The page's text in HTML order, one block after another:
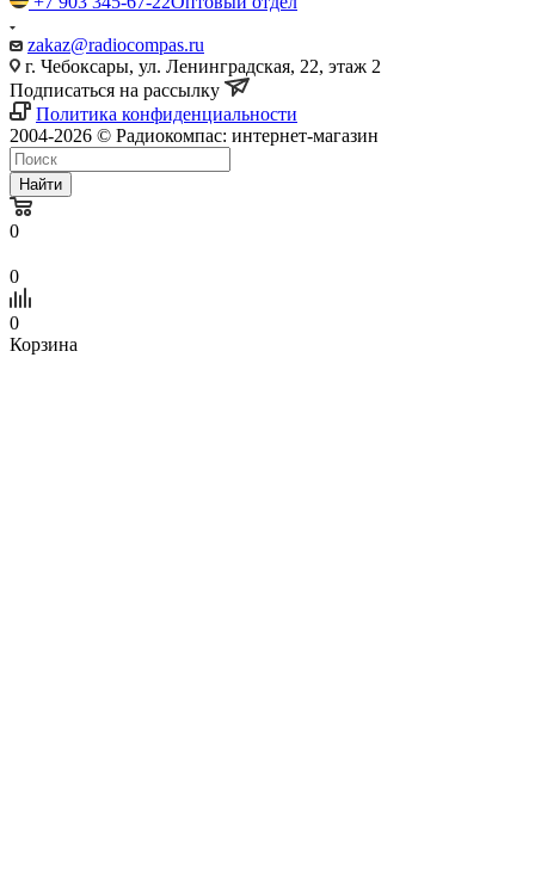
zakaz@radiocompas.ru
г. Чебоксары, ул. Ленинградская, 22, этаж 2
Подписаться на рассылку
Политика конфиденциальности
2004-2026 © Радиокомпас: интернет-магазин
Найти
0
0
0
Корзина